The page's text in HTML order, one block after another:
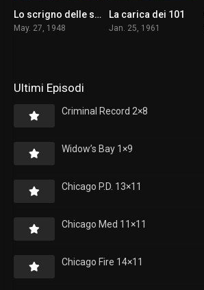
6.5Lo scrigno delle sette perle
May. 27, 1948
7.2
La carica dei 101
Jan. 25, 1961
Ultimi Episodi
Criminal Record 2×8
Widow’s Bay 1×9
Chicago P.D. 13×11
Chicago Med 11×11
Chicago Fire 14×11